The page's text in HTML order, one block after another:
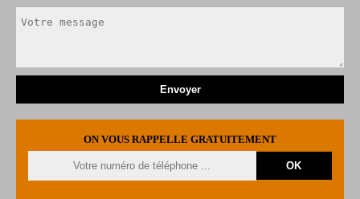
ON VOUS RAPPELLE GRATUITEMENT